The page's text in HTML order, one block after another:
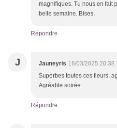
magnifiques. Tu nous en fait
belle semaine. Bises.
Répondre
J Jauneyris 16/03/2025 20:38
Superbes toutes ces fleurs,
Agréable soirée
Répondre